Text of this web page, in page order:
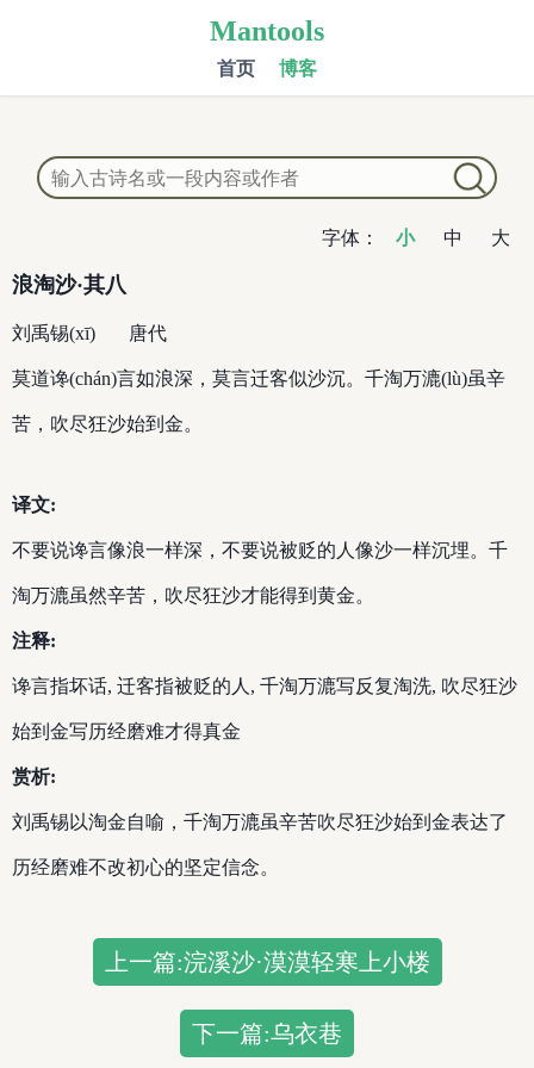
Mantools
首页 博客
字体： 小 中 大
浪淘沙·其八
刘禹锡(xī) 唐代
莫道谗(chán)言如浪深，莫言迁客似沙沉。千淘万漉(lù)虽辛
苦，吹尽狂沙始到金。
译文:
不要说谗言像浪一样深，不要说被贬的人像沙一样沉埋。千
淘万漉虽然辛苦，吹尽狂沙才能得到黄金。
注释:
谗言指坏话, 迁客指被贬的人, 千淘万漉写反复淘洗, 吹尽狂沙
始到金写历经磨难才得真金
赏析:
刘禹锡以淘金自喻，千淘万漉虽辛苦吹尽狂沙始到金表达了
历经磨难不改初心的坚定信念。
上一篇:浣溪沙·漠漠轻寒上小楼
下一篇:乌衣巷